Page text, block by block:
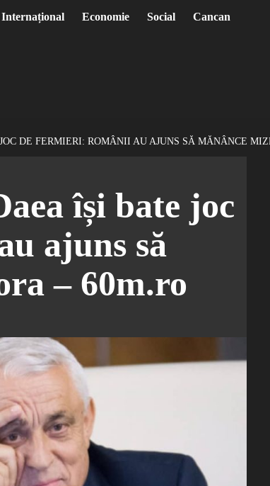
Internațional Economie Social Cancan
DE FERMIERI: ROMÂNII AU AJUNS SĂ MĂNÂNCE
își bate joc
ajuns să
– 60m.ro